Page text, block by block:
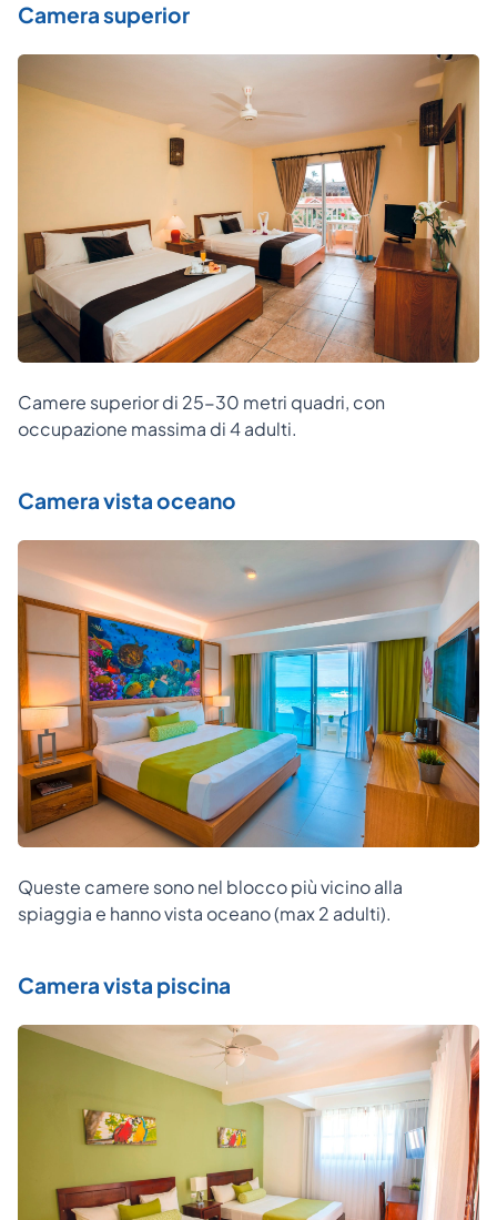
Camera superior
Camere superior di 25-30 metri quadri, con
occupazione massima di 4 adulti.
Camera vista oceano
Queste camere sono nel blocco più vicino alla
spiaggia e hanno vista oceano (max 2 adulti).
Camera vista piscina